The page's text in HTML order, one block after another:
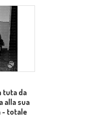
tuta da
alla sua
- totale